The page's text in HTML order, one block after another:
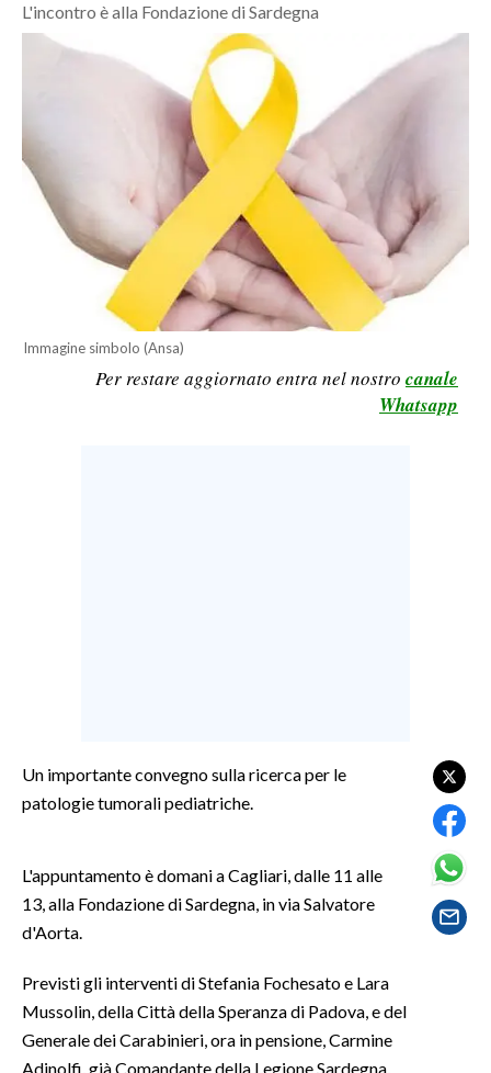
OGLIASTRA
AGENDA
ITALIA
MONDO
POLITICA
SERVIZI ALLE IMPRESE
ALTRI SPORT
SPETTACOLI
GOSSIP
SALUTE
SARDEGNA TURISMO
L'incontro è alla Fondazione di Sardegna
Immagine simbolo (Ansa)
Per restare aggiornato entra nel nostro canale
Whatsapp
Un importante convegno sulla ricerca per le
patologie tumorali pediatriche.
L'appuntamento è domani a Cagliari, dalle 11 alle
13, alla Fondazione di Sardegna, in via Salvatore
d'Aorta.
Previsti gli interventi di Stefania Fochesato e Lara
Mussolin, della Città della Speranza di Padova, e del
Generale dei Carabinieri, ora in pensione, Carmine
Adinolfi, già Comandante della Legione Sardegna,